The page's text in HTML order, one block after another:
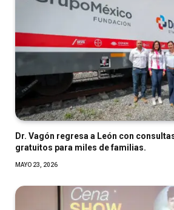
Dr. Vagón regresa a León con
gratuitos para miles de familias.
MAYO 23, 2026